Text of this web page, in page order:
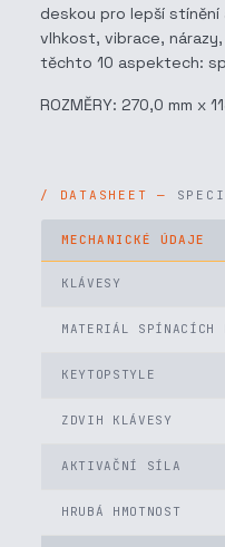
deskou pro lepší
vlhkost, vibrace,
těchto 10 aspektech:
ROZMĚRY: 270,0 mm x
MECHANICKÉ ÚDAJE
KLÁVESY
MATERIÁL SPÍNACÍCH
KEYTOPSTYLE
ZDVIH KLÁVESY
AKTIVAČNÍ SÍLA
HRUBÁ HMOTNOST